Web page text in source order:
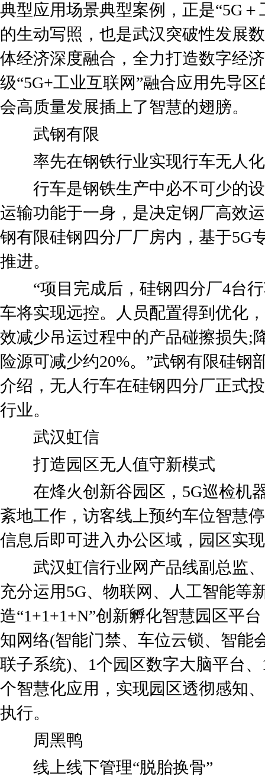
典型应用场景典型案例，正是“5G
的生动写照，也是武汉突破性发展
体经济深度融合，全力打造数字经
级“5G+工业互联网”融合应用先导
会高质量发展插上了智慧的翅膀。
武钢有限
率先在钢铁行业实现行车无人化
行车是钢铁生产中必不可少的设
运输功能于一身，是决定钢厂高效
钢有限硅钢四分厂厂房内，基于5G
推进。
“项目完成后，硅钢四分厂4台行
车将实现远控。人员配置得到优化
效减少吊运过程中的产品碰擦损失;
险源可减少约20%。”武钢有限硅钢
介绍，无人行车在硅钢四分厂正式
行业。
武汉虹信
打造园区无人值守新模式
在烽火创新谷园区，5G巡检机
紊地工作，访客线上预约车位智慧
信息后即可进入办公区域，园区实
武汉虹信行业网产品线副总监、
充分运用5G、物联网、人工智能等
造“1+1+1+N”创新孵化智慧园区平
知网络(智能门禁、车位云锁、智能
联子系统)、1个园区数字大脑平台
个智慧化应用，实现园区透彻感知
执行。
周黑鸭
线上线下管理“脱胎换骨”